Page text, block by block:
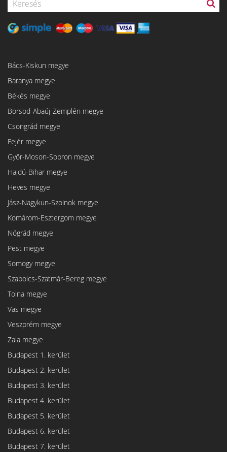
Bács-Kiskun megye
Baranya megye
Békés megye
Borsod-Abaúj-Zemplén megye
Csongrád megye
Fejér megye
Győr-Moson-Sopron megye
Hajdú-Bihar megye
Heves megye
Jász-Nagykun-Szolnok megye
Komárom-Esztergom megye
Nógrád megye
Pest megye
Somogy megye
Szabolcs-Szatmár-Bereg megye
Tolna megye
Vas megye
Veszprém megye
Zala megye
Budapest 1. kerület
Budapest 2. kerület
Budapest 3. kerület
Budapest 4. kerület
Budapest 5. kerület
Budapest 6. kerület
Budapest 7. kerület